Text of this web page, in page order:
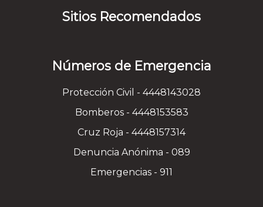
Sitios Recomendados
Números de Emergencia
Protección Civil - 4448143028
Bomberos - 4448153583
Cruz Roja - 4448157314
Denuncia Anónima - 089
Emergencias - 911